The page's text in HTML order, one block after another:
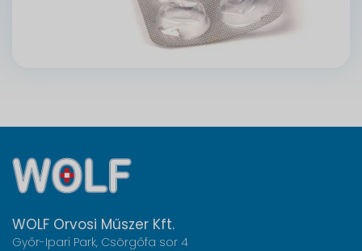
WOLF Orvosi Műszer Kft.
Győr-Ipari Park, Csörgőfa sor 4